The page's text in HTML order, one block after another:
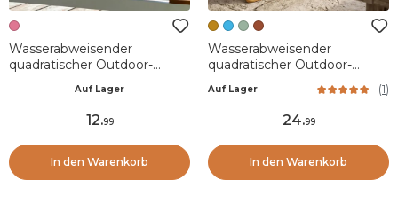
Wasserabweisender
quadratischer Outdoor-
Paola RoseAuf Lager
12.99
In den Warenkorb
Wasserabweisender
quadratischer Outdoor-
Noa Ockergelb
Auf Lager (1)
24.99
In den Warenkorb